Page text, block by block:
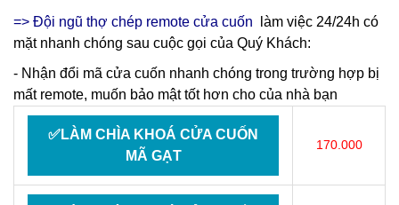
=> Đội ngũ thợ chép remote cửa cuốn làm việc 24/24h có
mặt nhanh chóng sau cuộc gọi của Quý Khách:
- Nhận đổi mã cửa cuốn nhanh chóng trong trường hợp bị
mất remote, muốn bảo mật tốt hơn cho của nhà bạn
✅LÀM CHÌA KHOÁ CỬA CUỐN
MÃ GẠT
170.000